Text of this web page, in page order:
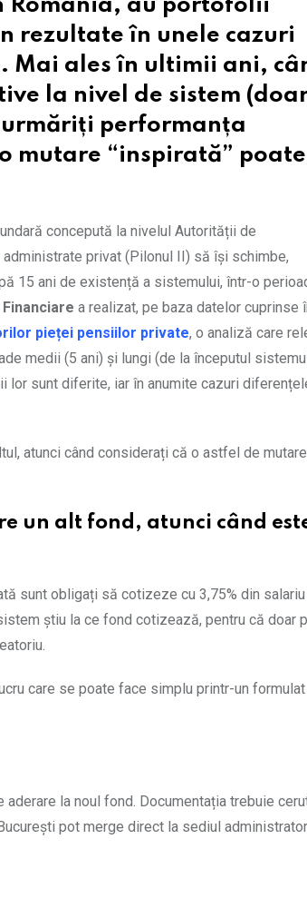
România, au portofolii
rezultate în unele cazuri
Mai ales în ultimii ani,
la nivel de sistem
performanța
mutare “inspirată” poate
concepută la nivelul Autorității de
privat (Pilonul II) să își schimbe,
15 ani de existență a sistemului, într-o
a realizat, pe baza datelor cuprinse
pieței pensiilor private, o analiză care
medii (5 ani) și lungi (de la începutul
lor sunt diferite, iar în anumite cazuri
atunci când considerați că o astfel de
un alt fond, atunci când
sunt obligați să cotizeze cu 3,75% din salariu
știu la ce fond cotizează, pentru că doar
care se poate face simplu printr-un formulat
la noul fond. Documentația trebuie
pot merge direct la sediul